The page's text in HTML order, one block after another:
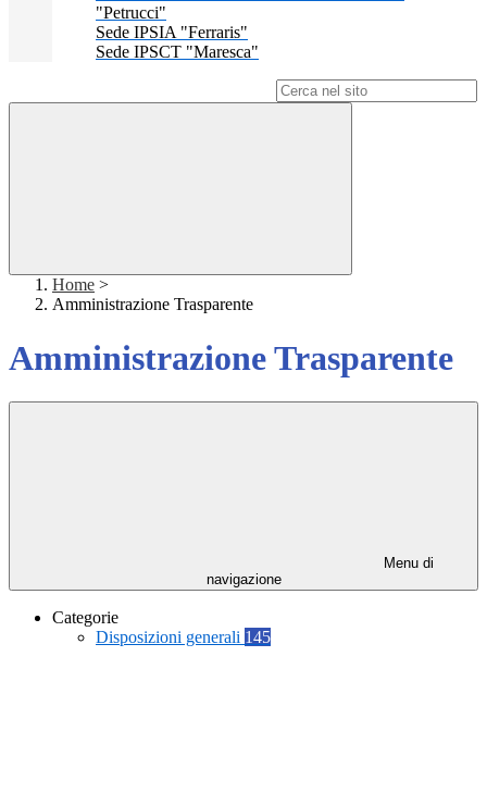
"Petrucci"
Sede IPSIA "Ferraris"
Sede IPSCT "Maresca"
Home >
Amministrazione Trasparente
Amministrazione Trasparente
Menu di
navigazione
Categorie
Disposizioni generali 145